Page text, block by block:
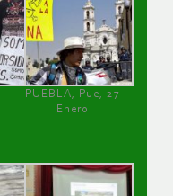
PUEBLA, Pue, 27
Enero